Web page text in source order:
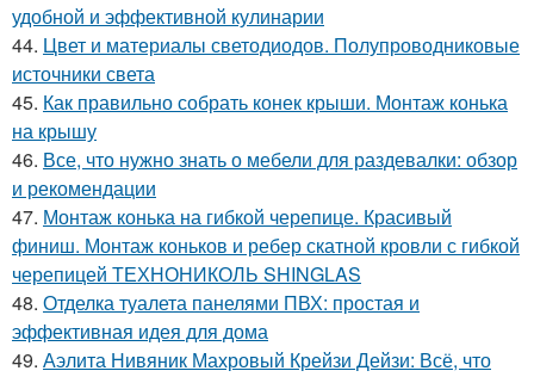
удобной и эффективной кулинарии
44. Цвет и материалы светодиодов. Полупроводниковые
источники света
45. Как правильно собрать конек крыши. Монтаж конька
на крышу
46. Все, что нужно знать о мебели для раздевалки: обзор
и рекомендации
47. Монтаж конька на гибкой черепице. Красивый
финиш. Монтаж коньков и ребер скатной кровли с гибкой
черепицей ТЕХНОНИКОЛЬ SHINGLAS
48. Отделка туалета панелями ПВХ: простая и
эффективная идея для дома
49. Аэлита Нивяник Махровый Крейзи Дейзи: Всё, что